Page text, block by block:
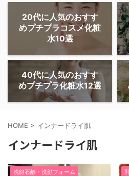
20代に人気のおすす
めプチプラコスメ化粧
水10選
40代に人気のおすす
めプチプラ化粧水12選
HOME > インナードライ肌
インナードライ肌
洗顔石鹸・洗顔フォーム